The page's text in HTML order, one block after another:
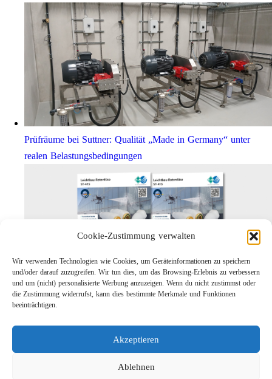
Cookie-Zustimmung verwalten
Wir verwenden Technologien wie Cookies, um Geräteinformationen zu speichern
und/oder darauf zuzugreifen. Wir tun dies, um das Browsing-Erlebnis zu verbessern
und um (nicht) personalisierte Werbung anzuzeigen. Wenn du nicht zustimmst oder
die Zustimmung widerrufst, kann dies bestimmte Merkmale und Funktionen
beeinträchtigen.
Akzeptieren
Ablehnen
Prüfräume bei Suttner: Qualität „Made in Germany“ unter
realen Belastungsbedingungen
Leichtbau-Rotordüse ST-415